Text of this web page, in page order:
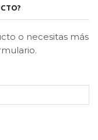
o necesitas más